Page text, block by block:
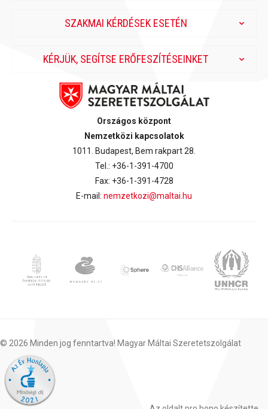
SZAKMAI KÉRDÉSEK ESETÉN
KÉRJÜK, SEGÍTSE ERŐFESZÍTÉSEINKET
Országos központ
Nemzetközi kapcsolatok
1011. Budapest, Bem rakpart 28.
Tel.: +36-1-391-4700
Fax: +36-1-391-4728
E-mail: nemzetkozi@maltai.hu
© 2026 Minden jog fenntartva! Magyar Máltai Szeretetszolgálat